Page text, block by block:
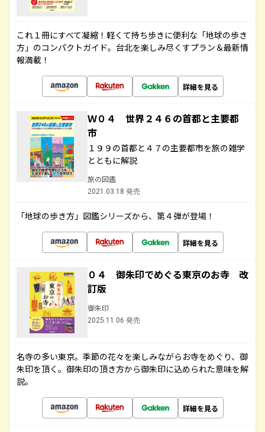
これ１冊にすべて凝縮！軽くて持ち歩きに便利な「地球の歩き
方」のコンパクトガイド。台北を楽しみ尽くすプラン＆最新情
報満載！
詳細を見る
Ｗ０４ 世界２４６の首都と主要都
市
１９９の首都と４７の主要都市を旅の雑学
とともに解説
旅の図鑑
2021.03.18 発売
「地球の歩き方」図鑑シリーズから、第４弾が登場！
詳細を見る
０４ 御朱印でめぐる東京のお寺 改
訂版
御朱印
2025.11.06 発売
名寺の多い東京。季節の花々を楽しみながらお寺をめぐり、御
朱印を頂く。御朱印の頂き方から御朱印に込められた意味を解
説。
詳細を見る